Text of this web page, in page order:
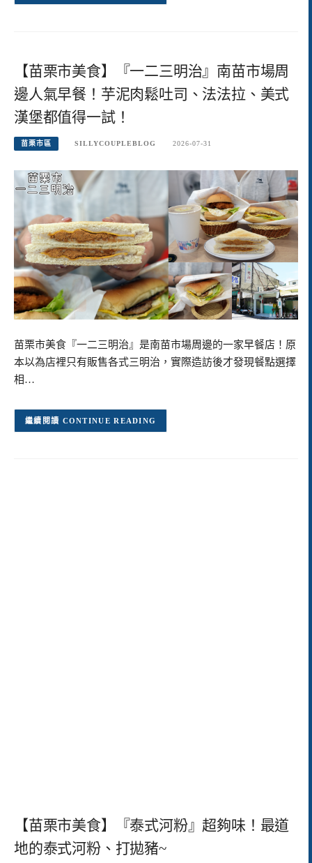
【苗栗市美食】『一二三明治』南苗市場周
邊人氣早餐！芋泥肉鬆吐司、法法拉、美式
漢堡都值得一試！
苗栗市區 SILLYCOUPLEBLOG 2026-07-31
苗栗市美食『一二三明治』是南苗市場周邊的一家早餐店！原
本以為店裡只有販售各式三明治，實際造訪後才發現餐點選擇
相…
CONTINUE READING
【苗栗市美食】『泰式河粉』超夠味！最道
地的泰式河粉、打拋豬~